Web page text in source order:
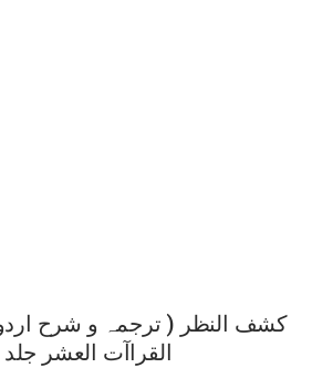
کشف النظر ( ترجمہ و شرح
القراآت العشر